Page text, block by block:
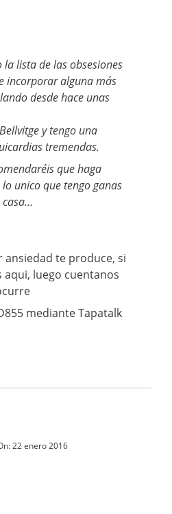
lista de las obsesiones
incorporar alguna más
desde hace unas
y tengo una
tremendas.
que haga
unico que tengo ganas
casa…
ansiedad te produce, si
luego cuentanos
mediante Tapatalk
22 enero 2016